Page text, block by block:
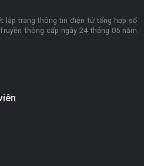
lập trang thông tin điện tử tổng hợp số
thông cấp ngày 24 tháng 05 năm